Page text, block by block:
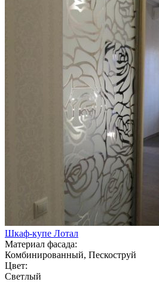
Шкаф-купе Лотал
Материал фасада:
Комбинированный, Пескоструй
Цвет:
Светлый